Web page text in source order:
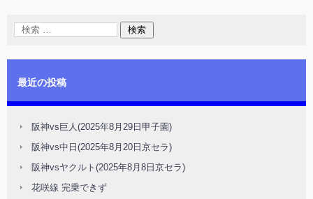
最近の投稿
阪神vs巨人(2025年8月29日甲子園)
阪神vs中日(2025年8月20日京セラ)
阪神vsヤクルト(2025年8月8日京セラ)
花咲線 完乗できず